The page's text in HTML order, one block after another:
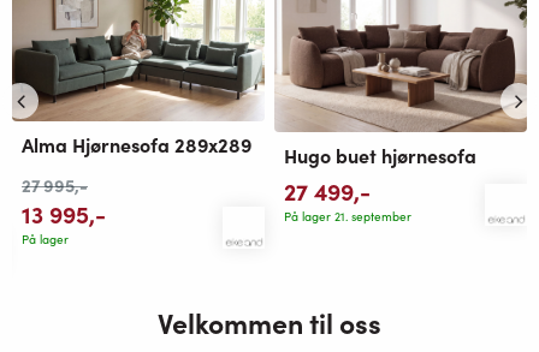
Alma Hjørnesofa 289x289
27 995,-
13 995,-
På lager
Hugo buet hjørnesofa
27 499,-
På lager 21. september
Velkommen til oss